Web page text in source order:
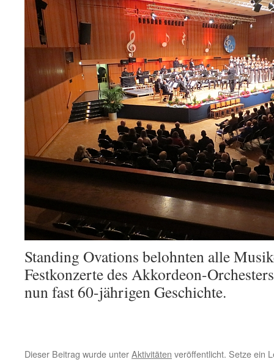
Standing Ovations belohnten alle
Festkonzerte des Akkordeon-
nun fast 60-jährigen Geschichte.
Dieser Beitrag wurde unterAktivitäten veröffentlicht. Setze ein